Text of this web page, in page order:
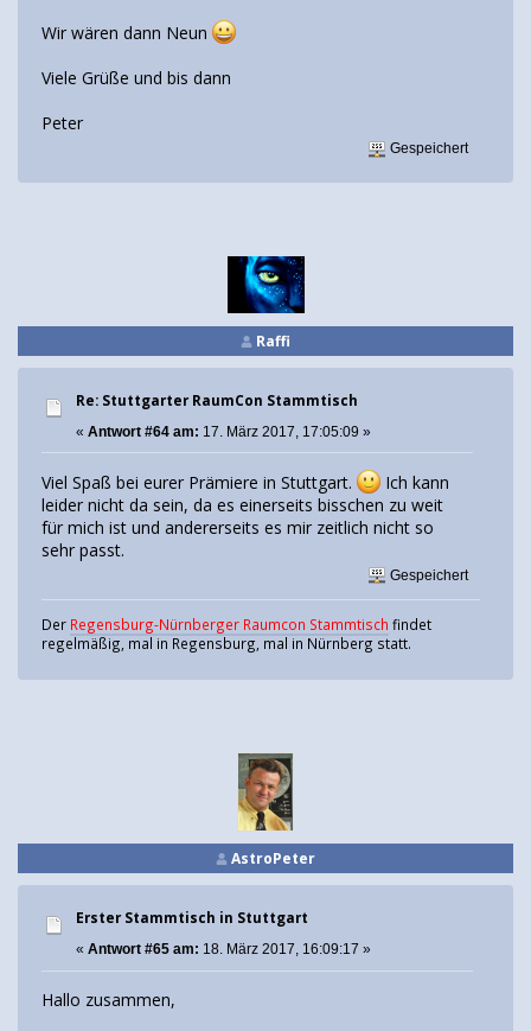
Wir wären dann Neun
Viele Grüße und bis dann
Peter
Gespeichert
Raffi
Re: Stuttgarter RaumCon Stammtisch
« Antwort #64 am: 17. März 2017, 17:05:09 »
Viel Spaß bei eurer Prämiere in Stuttgart.
Ich kann
leider nicht da sein, da es einerseits bisschen zu weit
für mich ist und andererseits es mir zeitlich nicht so
sehr passt.
Gespeichert
Der Regensburg-Nürnberger Raumcon Stammtisch findet
regelmäßig, mal in Regensburg, mal in Nürnberg statt.
AstroPeter
Erster Stammtisch in Stuttgart
« Antwort #65 am: 18. März 2017, 16:09:17 »
Hallo zusammen,